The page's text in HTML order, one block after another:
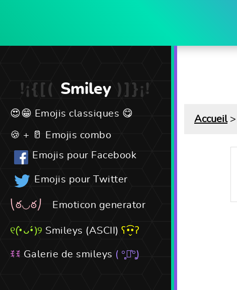
Smiley
Emojis classiques
Emojis combo
Emojis pour Facebook
Emojis pour Twitter
Emoticon generator
Smileys (ASCII)
Galerie de smileys
Accueil>